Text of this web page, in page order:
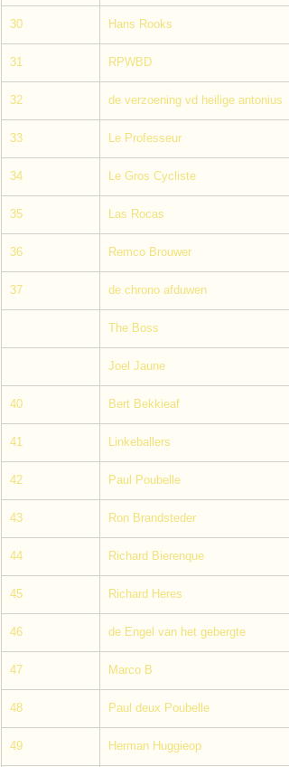
30 Hans Rooks
31 RPWBD
32 de verzoening vd heilige antonius
33 Le Professeur
34 Le Gros Cycliste
35 Las Rocas
36 Remco Brouwer
37 de chrono afduwen
The Boss
Joel Jaune
40 Bert Bekkieaf
41 Linkeballers
42 Paul Poubelle
43 Ron Brandsteder
44 Richard Bierenque
45 Richard Heres
46 de Engel van het gebergte
47 Marco B
48 Paul deux Poubelle
49 Herman Huggieop